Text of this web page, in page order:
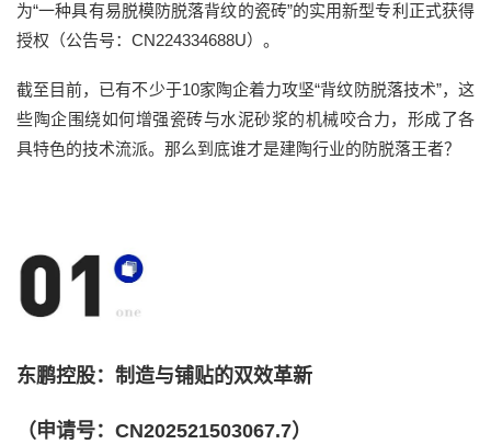
为“一种具有易脱模防脱落背纹的瓷砖”的实用新型专利正式获得
授权（公告号： CN224334688U）。
截至目前，已有不少于10家陶企着力攻坚“背纹防脱落技术”，这
些陶企围绕如何增强瓷砖与水泥砂浆的机械咬合力，形成了各
具特色的技术流派。 那么到底谁才是建陶行业的防脱落王者？
东鹏控股：制造与铺贴的双效革新
（申请号：CN202521503067.7）